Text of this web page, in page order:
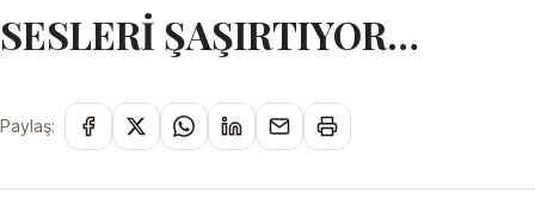
SESLERİ ŞAŞIRTIYOR…
Paylaş: